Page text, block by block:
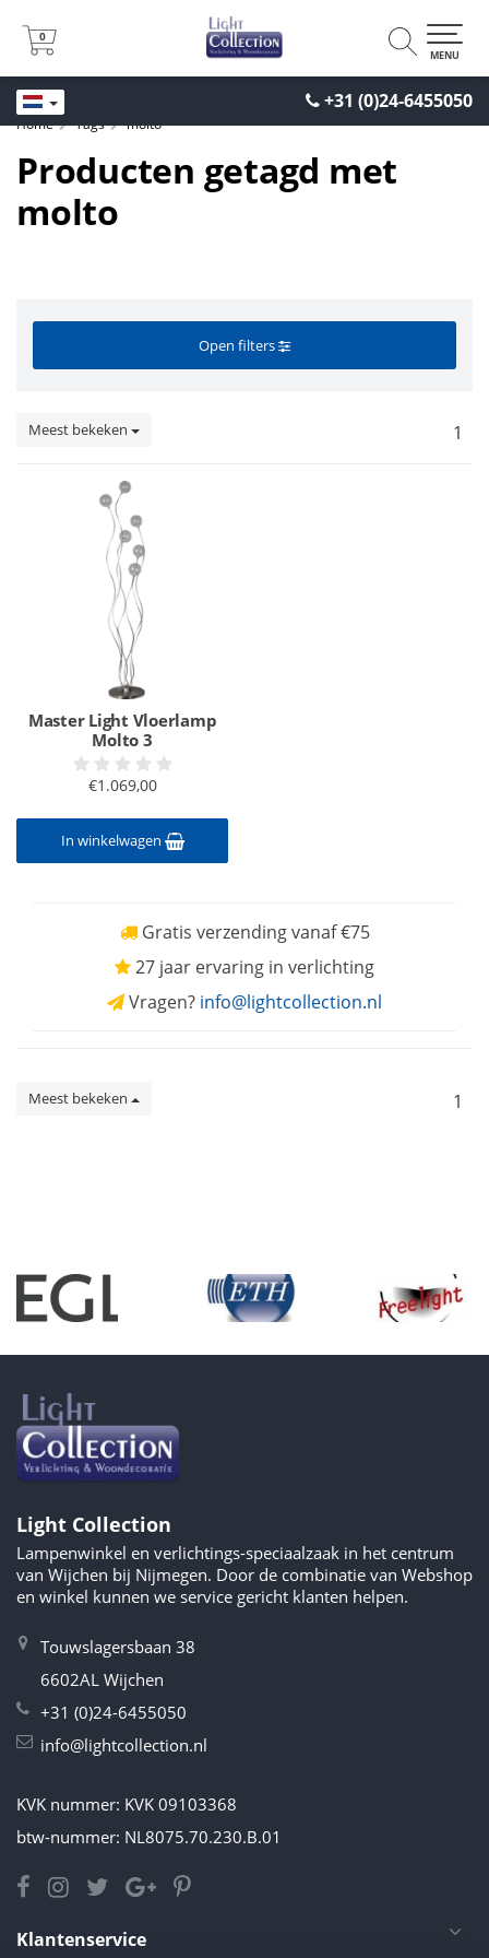
+31 (0)24-6455050
0
0
MENU
Home Tags molto
Producten getagd met
molto
Open filters
Meest bekeken 1
Master Light Vloerlamp
Molto 3
€1.069,00
In winkelwagen
Gratis verzending vanaf €75
27 jaar ervaring in verlichting
Vragen? info@lightcollection.nl
Meest bekeken 1
Light Collection
Lampenwinkel en verlichtings-speciaalzaak in het centrum
van Wijchen bij Nijmegen. Door de combinatie van Webshop
en winkel kunnen we service gericht klanten helpen.
Touwslagersbaan 38
6602AL Wijchen
+31 (0)24-6455050
info@lightcollection.nl
KVK nummer: KVK 09103368
btw-nummer: NL8075.70.230.B.01
Klantenservice